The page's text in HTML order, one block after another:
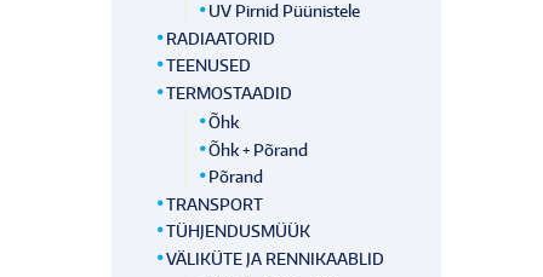
UV Pirnid Püünistele
RADIAATORID
TEENUSED
TERMOSTAADID
Õhk
Õhk + Põrand
Põrand
TRANSPORT
TÜHJENDUSMÜÜK
VÄLIKÜTE JA RENNIKAABLID